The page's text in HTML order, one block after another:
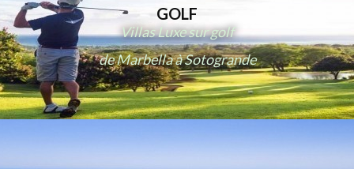
GOLF
Villas Luxe sur golf
de Marbella à Sotogrande